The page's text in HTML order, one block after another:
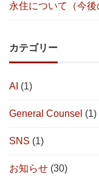
永住について（今後
カテゴリー
AI (1)
General Counsel (1)
SNS (1)
お知らせ (30)